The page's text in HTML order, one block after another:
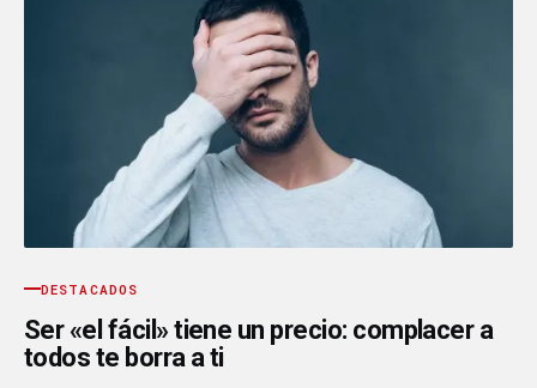
DESTACADOS
Ser «el fácil» tiene un precio: complacer a
todos te borra a ti